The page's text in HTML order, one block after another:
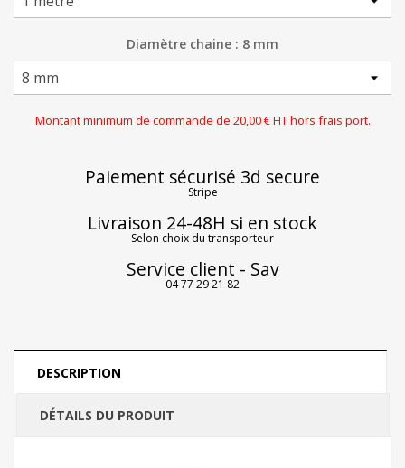
Diamètre chaine : 8 mm
Montant minimum de commande de 20,00 € HT hors frais port.
Paiement sécurisé 3d secure
Stripe
Livraison 24-48H si en stock
Selon choix du transporteur
Service client - Sav
04 77 29 21 82
DESCRIPTION
DÉTAILS DU PRODUIT